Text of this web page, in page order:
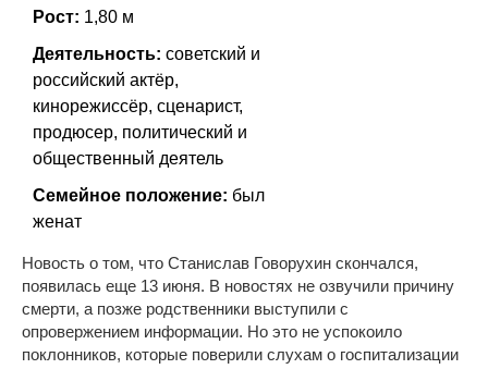
Рост: 1,80 м
Деятельность: советский и
российский актёр,
кинорежиссёр, сценарист,
продюсер, политический и
общественный деятель
Семейное положение: был
женат
Новость о том, что Станислав Говорухин скончался,
появилась еще 13 июня. В новостях не озвучили причину
смерти, а позже родственники выступили с
опровержением информации. Но это не успокоило
поклонников, которые поверили слухам о госпитализации